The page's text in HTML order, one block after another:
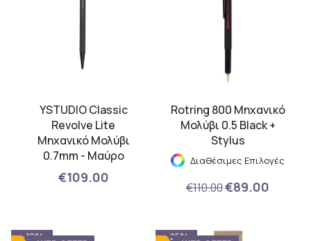
YSTUDIO Classic
Revolve Lite
Μηχανικό Μολύβι
0.7mm - Μαύρο
€109.00
Rotring 800 Μηχανικό
Μολύβι 0.5 Black +
Stylus
Διαθέσιμες Επιλογές
€110.00€89.00
- 10% - 25%